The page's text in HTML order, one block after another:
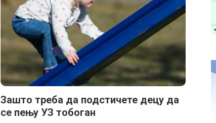
Зашто треба да подстичете децу да
се пењу УЗ тобоган